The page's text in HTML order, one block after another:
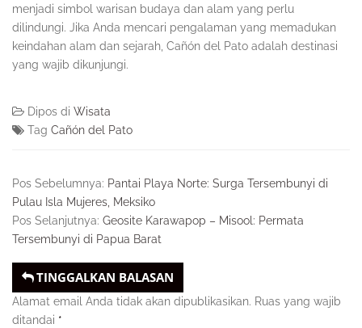
menjadi simbol warisan budaya dan alam yang perlu
dilindungi. Jika Anda mencari pengalaman yang memadukan
keindahan alam dan sejarah, Cañón del Pato adalah destinasi
yang wajib dikunjungi.
Dipos di Wisata
Tag Cañón del Pato
Pos Sebelumnya: Pantai Playa Norte: Surga Tersembunyi di
Pulau Isla Mujeres, Meksiko
Pos Selanjutnya: Geosite Karawapop – Misool: Permata
Tersembunyi di Papua Barat
TINGGALKAN BALASAN
Alamat email Anda tidak akan dipublikasikan. Ruas yang wajib
ditandai *